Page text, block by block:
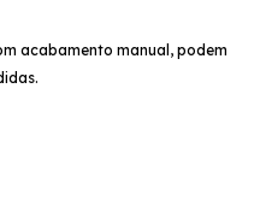
acabamento manual, podem